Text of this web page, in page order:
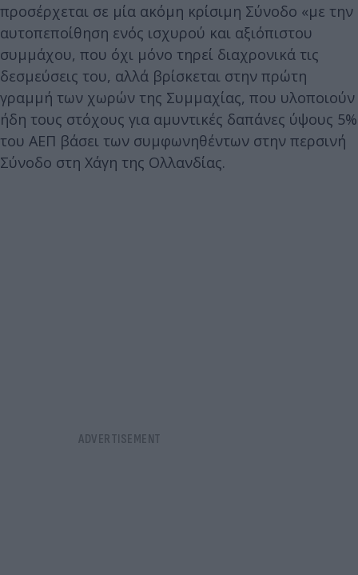
προσέρχεται σε μία ακόμη κρίσιμη Σύνοδο «με την
αυτοπεποίθηση ενός ισχυρού και αξιόπιστου
συμμάχου, που όχι μόνο τηρεί διαχρονικά τις
δεσμεύσεις του, αλλά βρίσκεται στην πρώτη
γραμμή των χωρών της Συμμαχίας, που υλοποιούν
ήδη τους στόχους για αμυντικές δαπάνες ύψους 5%
του ΑΕΠ βάσει των συμφωνηθέντων στην περσινή
Σύνοδο στη Χάγη της Ολλανδίας.